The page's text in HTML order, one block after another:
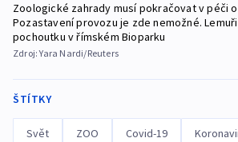
Zoologické zahrady musí pokračovat v péči
Pozastavení provozu je zde nemožné.
pochoutku v římském Bioparku
Zdroj:Yara Nardi/Reuters
ŠTÍTKY
Svět ZOO Covid-19